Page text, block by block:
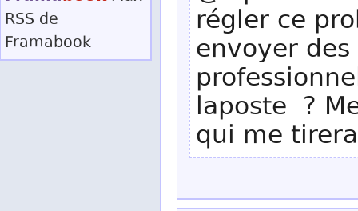
régler ce
envoyer
laposte ?
qui me
RSS de
Framabook